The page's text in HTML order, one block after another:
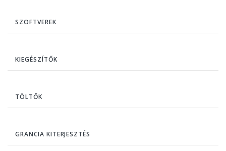
SZOFTVEREK
KIEGÉSZÍTŐK
TÖLTŐK
GRANCIA KITERJESZTÉS